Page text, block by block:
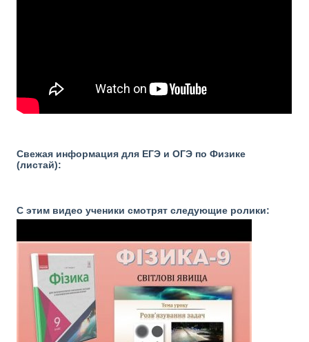
Свежая информация для ЕГЭ и ОГЭ по Физике
(листай):
С этим видео ученики смотрят следующие ролики: